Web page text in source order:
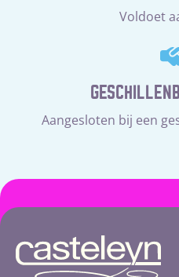
Voldoet
Aangesloten bij een